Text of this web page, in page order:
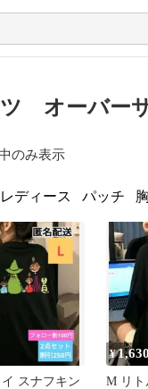
オーバー
のみ表示
レディース パッチ
スナフキン
¥1,630
M リト